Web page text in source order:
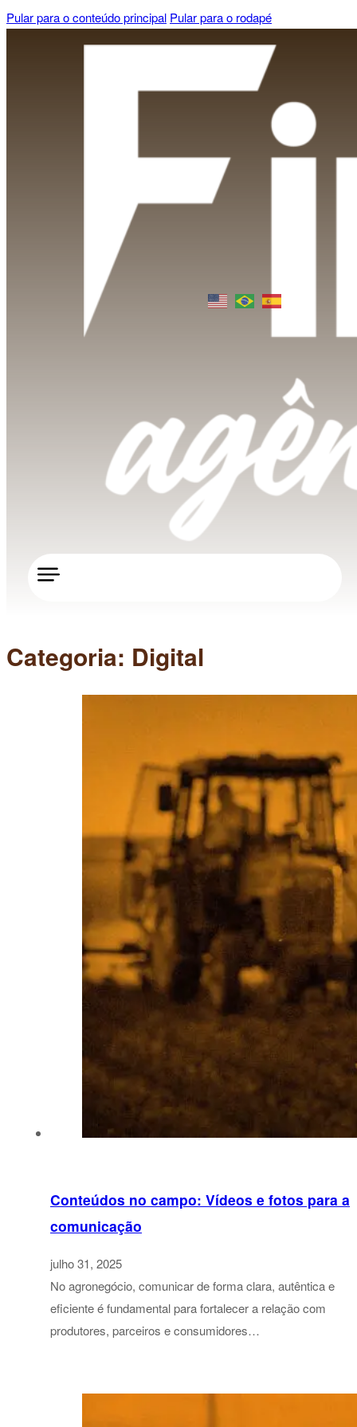
Pular para o conteúdo principal Pular para o rodapé
Categoria: Digital
Conteúdos no campo: Vídeos e fotos para a
comunicação
julho 31, 2025
No agronegócio, comunicar de forma clara, autêntica e
eficiente é fundamental para fortalecer a relação com
produtores, parceiros e consumidores…